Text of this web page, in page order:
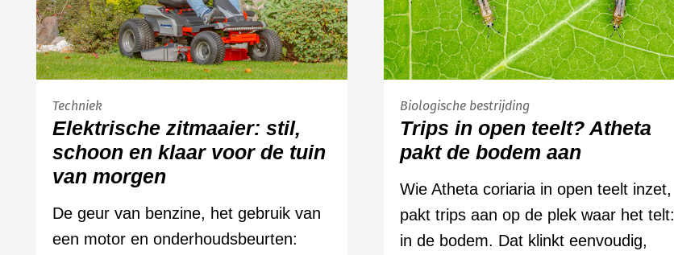
Techniek
Elektrische zitmaaier: stil,
schoon en klaar voor de tuin
van morgen
De geur van benzine, het gebruik van
een motor en onderhoudsbeurten:
Biologische bestrijding
Trips in open teelt? Atheta
pakt de bodem aan
Wie Atheta coriaria in open teelt inzet,
pakt trips aan op de plek waar het telt:
in de bodem. Dat klinkt eenvoudig,